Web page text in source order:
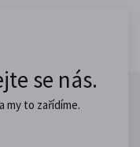
se nás.
my to zařídíme.